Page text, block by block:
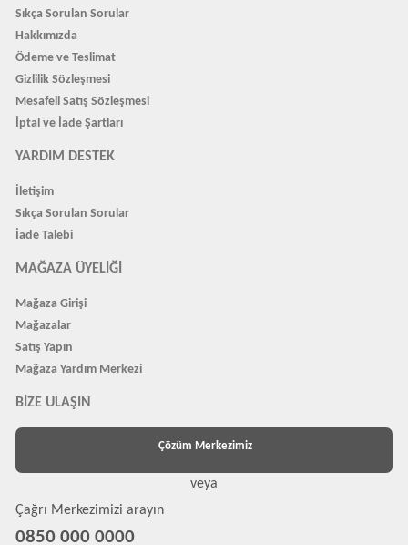
Sıkça Sorulan Sorular
Hakkımızda
Ödeme ve Teslimat
Gizlilik Sözleşmesi
Mesafeli Satış Sözleşmesi
İptal ve İade Şartları
YARDIM DESTEK
İletişim
Sıkça Sorulan Sorular
İade Talebi
MAĞAZA ÜYELIĞI
Mağaza Girişi
Mağazalar
Satış Yapın
Mağaza Yardım Merkezi
BIZE ULAŞIN
Çözüm Merkezimiz
veya
Çağrı Merkezimizi arayın
0850 000 0000